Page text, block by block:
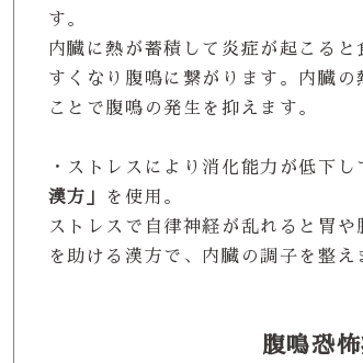
す。
内臓に熱が蓄積して炎症が起こる
すくなり腹鳴に繋がります。内臓
ことで腹鳴の発生を抑えます。
・ストレスにより消化能力が低下し
漢方」
を使用。
ストレスで自律神経が乱れると胃
を助ける漢方で、内臓の調子を整え
腹鳴恐